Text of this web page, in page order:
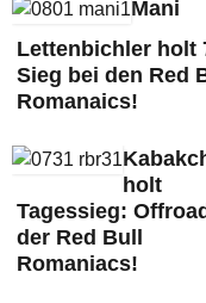
Mani
Lettenbichler holt
Sieg bei den Red
Romanaics!
holt
Tagessieg:
der Red Bull
Romaniacs!